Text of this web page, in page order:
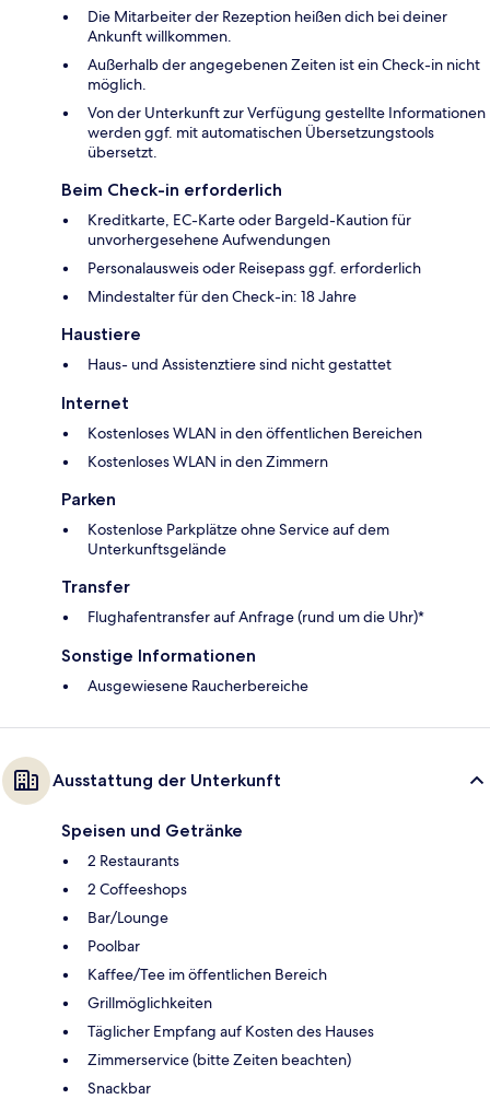
Die Mitarbeiter der Rezeption heißen dich bei deiner
Ankunft willkommen.
Außerhalb der angegebenen Zeiten ist ein Check-in nicht
möglich.
Von der Unterkunft zur Verfügung gestellte Informationen
werden ggf. mit automatischen Übersetzungstools
übersetzt.
Beim Check-in erforderlich
Kreditkarte, EC-Karte oder Bargeld-Kaution für
unvorhergesehene Aufwendungen
Personalausweis oder Reisepass ggf. erforderlich
Mindestalter für den Check-in: 18 Jahre
Haustiere
Haus- und Assistenztiere sind nicht gestattet
Internet
Kostenloses WLAN in den öffentlichen Bereichen
Kostenloses WLAN in den Zimmern
Parken
Kostenlose Parkplätze ohne Service auf dem
Unterkunftsgelände
Transfer
Flughafentransfer auf Anfrage (rund um die Uhr)*
Sonstige Informationen
Ausgewiesene Raucherbereiche
Ausstattung der Unterkunft
Speisen und Getränke
2 Restaurants
2 Coffeeshops
Bar/Lounge
Poolbar
Kaffee/Tee im öffentlichen Bereich
Grillmöglichkeiten
Täglicher Empfang auf Kosten des Hauses
Zimmerservice (bitte Zeiten beachten)
Snackbar